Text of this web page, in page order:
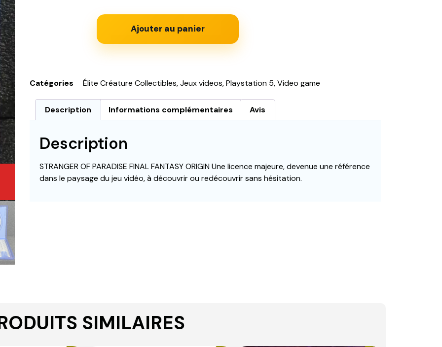
Ajouter au panier
Catégories Élite Créature Collectibles,Jeux videos,Playstation 5,Video game
Description Informations complémentaires Avis
Description
STRANGER OF PARADISE FINAL FANTASY ORIGIN Une licence majeure, devenue une référence
dans le paysage du jeu vidéo, à découvrir ou redécouvrir sans hésitation.
SIMILAIRES